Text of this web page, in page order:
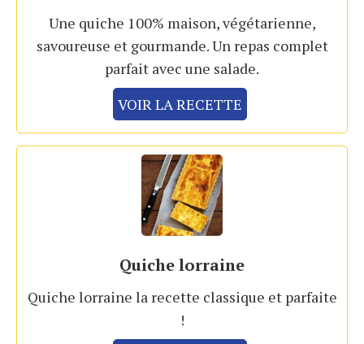
Une quiche 100% maison, végétarienne,
savoureuse et gourmande. Un repas complet
parfait avec une salade.
VOIR LA RECETTE
Quiche lorraine
Quiche lorraine la recette classique et parfaite
!